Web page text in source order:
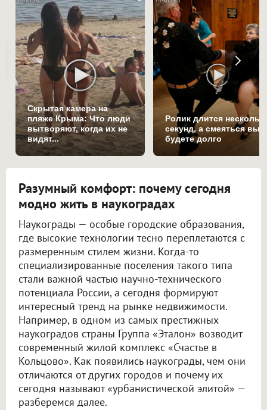
Скрытая камера на
пляже Крыма: Что люди
вытворяют, когда их не
видят...
Ролик длится
секунд, а смеяться вы
будете долго
Разумный комфорт: почему сегодня
модно жить в наукоградах
Наукограды — особые городские образования,
где высокие технологии тесно переплетаются с
размеренным стилем жизни. Когда-то
специализированные поселения такого типа
стали важной частью научно-технического
потенциала России, а сегодня формируют
интересный тренд на рынке недвижимости.
Например, в одном из самых престижных
наукоградов страны Группа «Эталон» возводит
современный жилой комплекс «Счастье в
Кольцово». Как появились наукограды, чем они
отличаются от других городов и почему их
сегодня называют «урбанистической элитой» —
разберемся далее.